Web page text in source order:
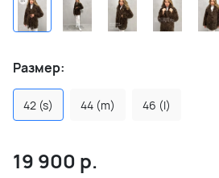
Размер:
42 (s) 44 (m) 46 (l)
19 900 р.